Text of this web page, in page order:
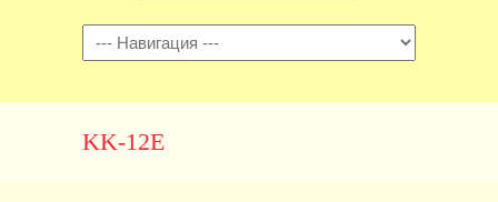
Навигация
KK-12E